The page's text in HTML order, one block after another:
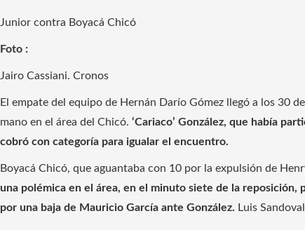
Junior contra Boyacá Chicó
Foto :
Jairo Cassiani. Cronos
El empate del equipo de Hernán Darío Gómez llegó a los 30
mano en el área del Chicó. ‘Cariaco’ González, que había
cobró con categoría para igualar el encuentro.
Boyacá Chicó, que aguantaba con 10 por la expulsión de
una polémica en el área, en el minuto siete de la reposición,
por una baja de Mauricio García ante González. Luis